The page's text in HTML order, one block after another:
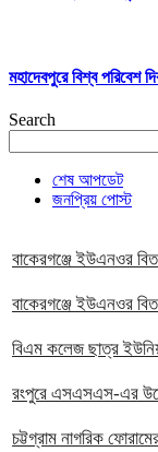
মহাদেবপুরে বিশ্ব পরিবেশ
Search
শেষ আপডেট
জনপ্রিয় পোস্ট
বাকেরগঞ্জে ইউএনওর
বাকেরগঞ্জে ইউএনওর
বিএম কলেজ ছাত্র
রংপুরে এসএসএস-এর
চট্টগ্রাম নাগরিক